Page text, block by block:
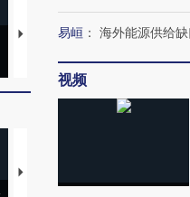
马航飞行员跨国走私7万
视线
育部
【推广】走进第四届链博
会，让数智科技“链”接产
【特
易峘 ： 海外能源供给
视频